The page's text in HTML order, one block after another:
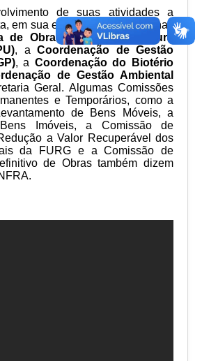
de suas atividades a
em sua estrutura organizacional,
de Obras (DOB), aPrefeitura
, aCoordenação de Gestão
, a Coordenação do Biotério
de Gestão Ambiental
Geral. Algumas Comissões
e Temporários, como a
de Bens Móveis, a
Imóveis, a Comissão de
a Valor Recuperável dos
da FURG e a Comissão de
de Obras também dizem